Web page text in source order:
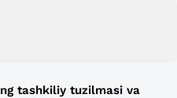
tashkiliy tuzilmasi va